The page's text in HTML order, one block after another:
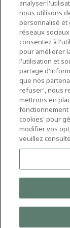
Finance
Belgium
Machelen
Perm
Diegem
analyser
nous utilisons
personnalisé et
réseaux
consentez à
pour améliorer
l'utilisation et
partage
que nos
refuser', nous
mettrons en
fonctionnement
cookies' pour
modifier vos
veuillez